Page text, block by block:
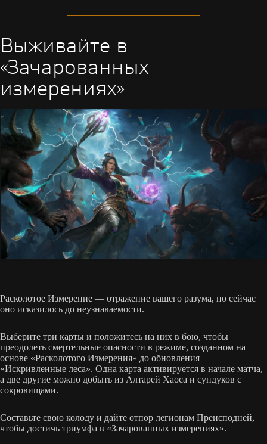
Выживайте в
«Зачарованных
измерениях»
Расколотое Измерение — отражение вашего разума, но сейчас
оно исказилось до неузнаваемости.
Выберите три карты и положитесь на них в бою, чтобы
преодолеть смертельные опасности в режиме, созданном на
основе «Расколотого Измерения» до обновления
«Искривленные леса». Одна карта активируется в начале матча,
а две другие можно добыть из Алтарей Хаоса и сундуков с
сокровищами.
Составьте свою колоду и дайте отпор легионам Преисподней,
чтобы достичь триумфа в «Зачарованных измерениях».